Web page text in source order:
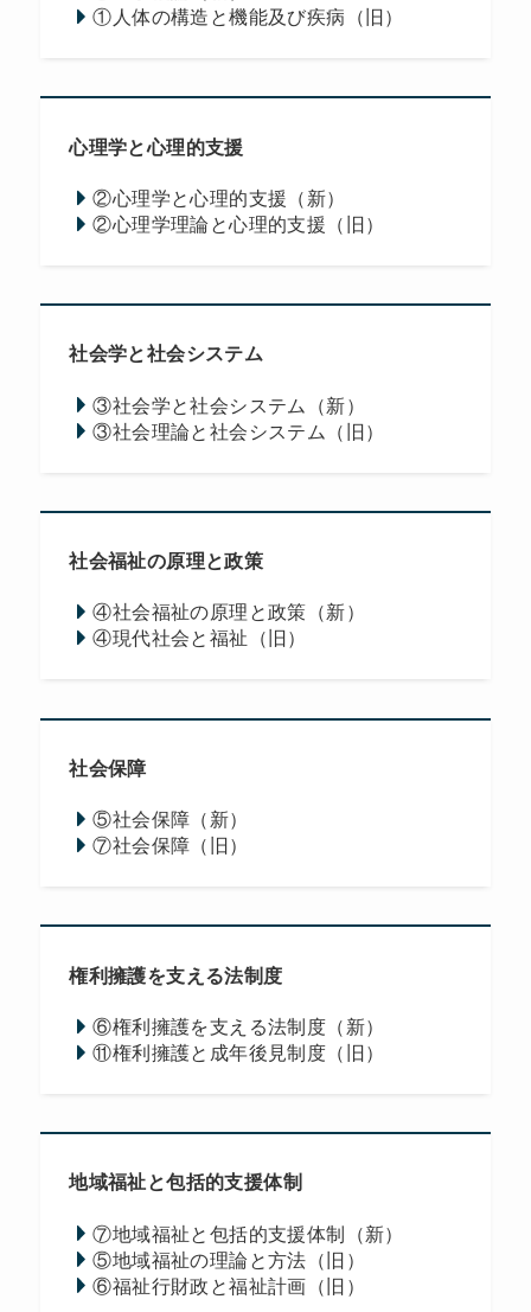
①人体の構造と機能及び疾病（旧）
心理学と心理的支援
②心理学と心理的支援（新）
②心理学理論と心理的支援（旧）
社会学と社会システム
③社会学と社会システム（新）
③社会理論と社会システム（旧）
社会福祉の原理と政策
④社会福祉の原理と政策（新）
④現代社会と福祉（旧）
社会保障
⑤社会保障（新）
⑦社会保障（旧）
権利擁護を支える法制度
⑥権利擁護を支える法制度（新）
⑪権利擁護と成年後見制度（旧）
地域福祉と包括的支援体制
⑦地域福祉と包括的支援体制（新）
⑤地域福祉の理論と方法（旧）
⑥福祉行財政と福祉計画（旧）